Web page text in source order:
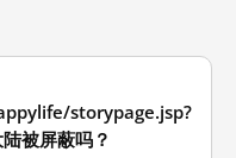
storypage.jsp?
被屏蔽吗？